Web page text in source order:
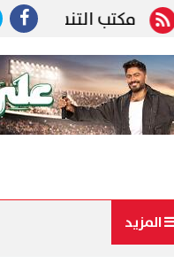
يحذر.. غدا آخر
المزيد